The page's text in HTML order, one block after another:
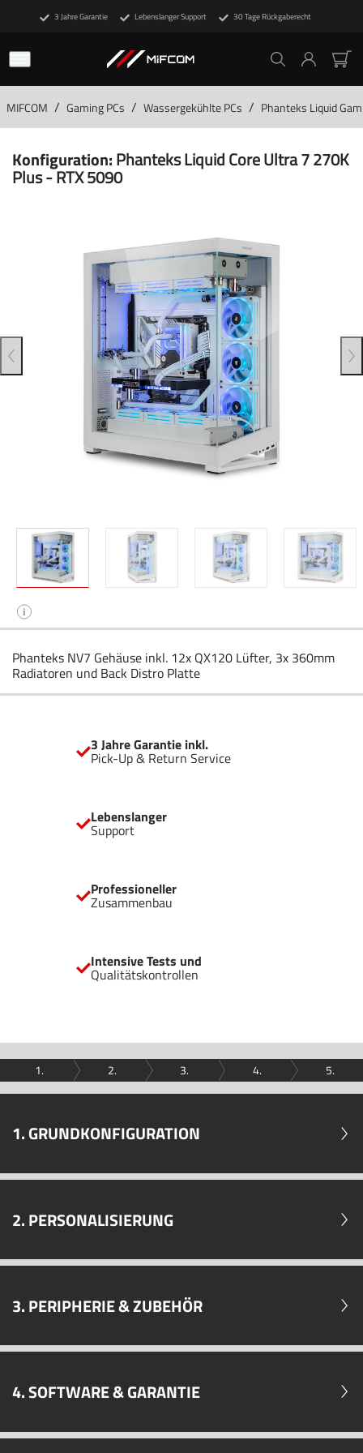
3 Jahre Garantie Lebenslanger Support 30 Tage Rückgaberecht
MIFCOM / Gaming PCs / Wassergekühlte PCs / Phanteks Liquid
Konfiguration:Phanteks Liquid Core Ultra 7 270K
Plus - RTX 5090
i
Phanteks NV7 Gehäuse inkl. 12x QX120 Lüfter, 3x 360mm
Radiatoren und Back Distro Platte
3 Jahre Garantie inkl.
Pick-Up & Return Service
Lebenslanger
Support
Professioneller
Zusammenbau
Intensive Tests und
Qualitätskontrollen
1. 2. 3. 4. 5.
1. GRUNDKONFIGURATION
2. PERSONALISIERUNG
3. PERIPHERIE & ZUBEHÖR
4. SOFTWARE & GARANTIE